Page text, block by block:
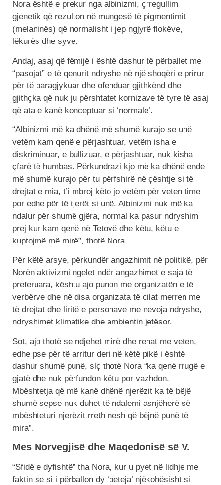
Nora është e prekur nga albinizmi, çrregullim
gjenetik që rezulton në mungesë të pigmentimit
(melaninës) që normalisht i jep ngjyrë flokëve,
lëkurës dhe syve.
Andaj, asaj që fëmijë i është dashur të përballet me
“pasojat” e të qenurit ndryshe në një shoqëri e prirur
për të paragjykuar dhe ofenduar gjithkënd dhe
gjithçka që nuk ju përshtatet kornizave të tyre të asaj
që ata e kanë konceptuar si ‘normale’.
“Albinizmi më ka dhënë më shumë kurajo se unë
vetëm kam qenë e përjashtuar, vetëm isha e
diskriminuar, e bullizuar, e përjashtuar, nuk kisha
çfarë të humbas. Përkundrazi kjo më ka dhënë ende
më shumë kurajo për tu përfshirë në çështje si të
drejtat e mia, t’i mbroj këto jo vetëm për veten time
por edhe për të tjerët si unë. Albinizmi nuk më ka
ndalur për shumë gjëra, normal ka pasur ndryshim
prej kur kam qenë në Tetovë dhe këtu, këtu e
kuptojmë më mirë”, thotë Nora.
Për këtë arsye, përkundër angazhimit në politikë, për
Norën aktivizmi ngelet ndër angazhimet e saja të
preferuara, kështu ajo punon me organizatën e të
verbërve dhe në disa organizata të cilat merren me
të drejtat dhe liritë e personave me nevoja ndryshe,
ndryshimet klimatike dhe ambientin jetësor.
Sot, ajo thotë se ndjehet mirë dhe rehat me veten,
edhe pse për të arritur deri në këtë pikë i është
dashur shumë punë, siç thotë Nora “ka qenë rrugë e
gjatë dhe nuk përfundon këtu por vazhdon.
Mbështetja që më kanë dhënë njerëzit ka të bëjë
shumë sepse nuk duhet të ndalemi asnjëherë së
mbështeturi njerëzit rreth nesh që bëjnë punë të
mira”.
Mes Norvegjisë dhe Maqedonisë së V.
“Sfidë e dyfishtë” tha Nora, kur u pyet në lidhje me
faktin se si i përballon dy ‘beteja’ njëkohësisht si